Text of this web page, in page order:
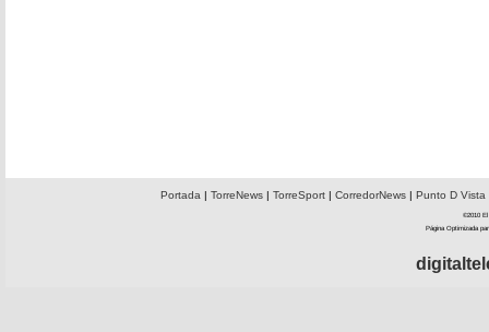
Portada | TorreNews| TorreSport| CorredorNews| Punto D Vista
©2010 El
Página Optimizada